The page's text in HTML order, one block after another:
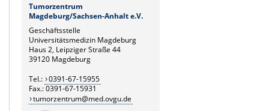
Tumorzentrum
Magdeburg/Sachsen-Anhalt e.V.
Geschäftsstelle
Universitätsmedizin Magdeburg
Haus 2, Leipziger Straße 44
39120 Magdeburg
Tel.: 0391-67-15955
Fax.: 0391-67-15931
tumorzentrum@med.ovgu.de